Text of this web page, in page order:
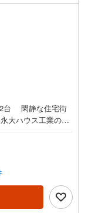
台 閑静な住宅街
大ハウス工業の強
介！1.＜豊富な不
別を問わず不動
や商業施設、子育
お客様により良い
サポートさせて頂
では【購入】【売